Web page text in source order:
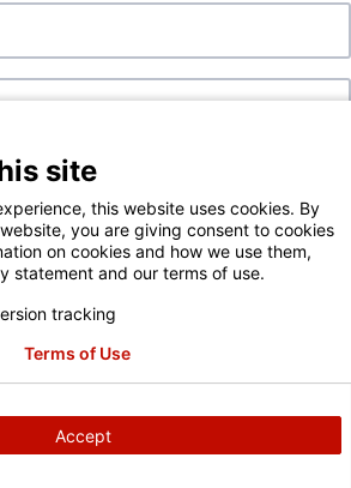
SMS E-mailová adresa
zpravodaje Hunter
site
this website uses cookies. By
you are giving consent to cookies
on cookies and how we use them,
statement and our terms of use.
tracking
Accept
Terms of Use